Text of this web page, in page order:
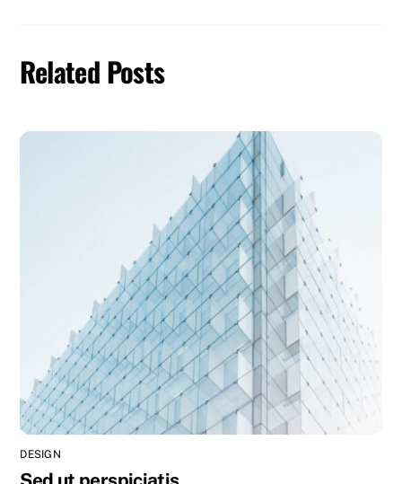
Related Posts
DESIGN